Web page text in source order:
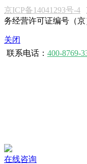
京ICP备14041293号-4
务经营许可证编号（京
关闭
联系电话： 400-8769-
在线咨询